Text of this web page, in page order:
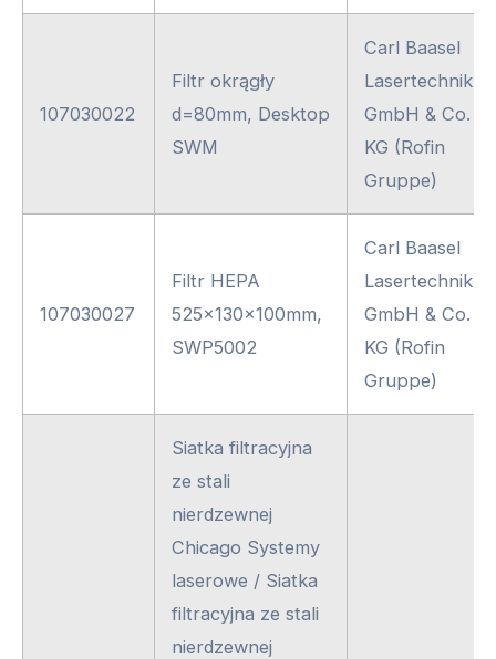
107030022
Filtr okrągły
d=80mm, Desktop
SWM
Carl Baasel
Lasertechnik
GmbH & Co.
KG (Rofin
Gruppe)
107030027
Filtr HEPA
525x130x100mm,
SWP5002
Carl Baasel
Lasertechnik
GmbH & Co.
KG (Rofin
Gruppe)
Siatka filtracyjna
ze stali
nierdzewnej
Chicago Systemy
laserowe / Siatka
filtracyjna ze stali
nierdzewnej